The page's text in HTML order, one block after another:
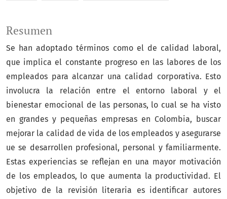
Resumen
Se han adoptado términos como el de calidad laboral,
que implica el constante progreso en las labores de los
empleados para alcanzar una calidad corporativa. Esto
involucra la relación entre el entorno laboral y el
bienestar emocional de las personas, lo cual se ha visto
en grandes y pequeñas empresas en Colombia, buscar
mejorar la calidad de vida de los empleados y asegurarse
ue se desarrollen profesional, personal y familiarmente.
Estas experiencias se reflejan en una mayor motivación
de los empleados, lo que aumenta la productividad. El
objetivo de la revisión literaria es identificar autores